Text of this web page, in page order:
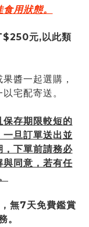
用狀態。
元,以此類
醬一起選購，
宅配寄送。
存期限較短的
旦訂單送出並
下單前請務必
同意，若有任
無7天免費鑑賞
。